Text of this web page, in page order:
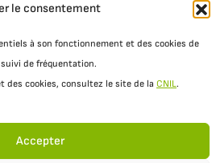
le consentement
à son fonctionnement et des cookies de
de fréquentation.
des cookies, consultez le site de la CNIL.
Accepter